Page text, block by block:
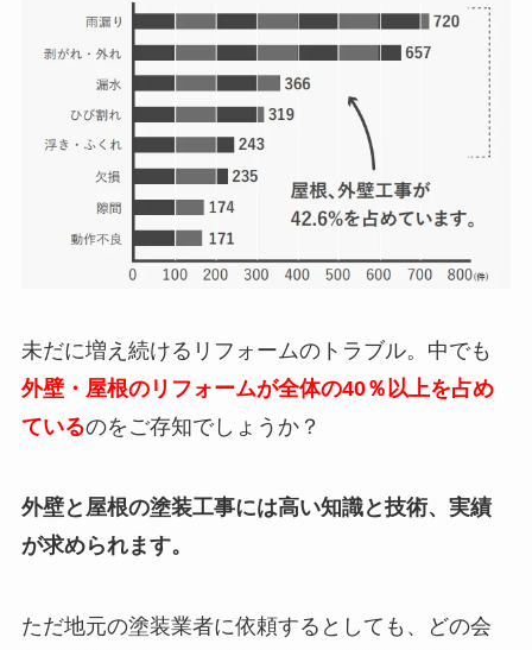
未だに増え続けるリフォームのトラブル。中でも
外壁・屋根のリフォームが全体の40％以上を占め
ているのをご存知でしょうか？
外壁と屋根の塗装工事には高い知識と技術、実績
が求められます。
ただ地元の塗装業者に依頼するとしても、どの会